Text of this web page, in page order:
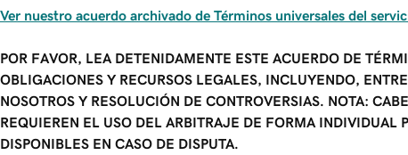
Ver nuestro acuerdo archivado de Términos universales del
POR FAVOR, LEA DETENIDAMENTE ESTE ACUERDO DE
OBLIGACIONES Y RECURSOS LEGALES, INCLUYENDO,
NOSOTROS Y RESOLUCIÓN DE CONTROVERSIAS. NOTA:
REQUIEREN EL USO DEL ARBITRAJE DE FORMA INDIVIDUAL
DISPONIBLES EN CASO DE DISPUTA.